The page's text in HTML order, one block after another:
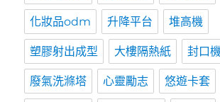
化妝品odm 升降平台 堆高機
塑膠射出成型 大樓隔熱紙 封口
廢氣洗滌塔 心靈勵志 悠遊卡套